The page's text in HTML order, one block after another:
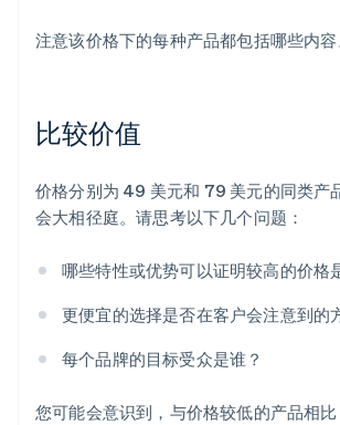
注意该价格下的每种产品都包括哪些内容
比较价值
价格分别为 49 美元和 79 美元的同类产
会大相径庭。请思考以下几个问题：
哪些特性或优势可以证明较高的价格
更便宜的选择是否在客户会注意到的
每个品牌的目标受众是谁？
您可能会意识到，与价格较低的产品相